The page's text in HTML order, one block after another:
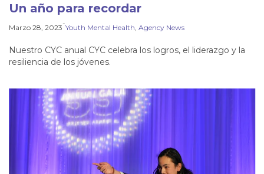
Un año para recordar
Marzo 28, 2023-Youth Mental Health, Agency News
Nuestro CYC anual CYC celebra los logros, el liderazgo y la
resiliencia de los jóvenes.